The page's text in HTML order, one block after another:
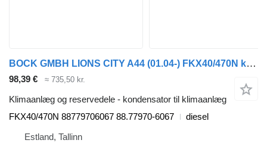
BOCK GMBH LIONS CITY A44 (01.04-) FKX40/470N kondensator til klimaanlæg til MAN LIONS CITY A44 (01.04-) bus
98,39 € ≈ 735,50 kr.
Klimaanlæg og reservedele - kondensator til klimaanlæg
FKX40/470N 88779706067 88.77970-6067
diesel
Estland, Tallinn